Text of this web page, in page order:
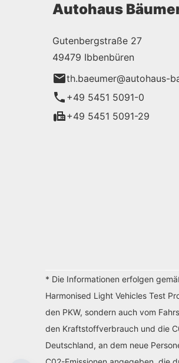
Autohaus
Gutenbergstraße 27
49479 Ibbenbüren
th.baeumer@autohaus-
+49 5451 5091-0
+49 5451 5091-29
* Die Informationen erfolgen
Harmonised Light Vehicles Test
den PKW, sondern auch vom
den Kraftstoffverbrauch und die
Deutschland, an dem neue